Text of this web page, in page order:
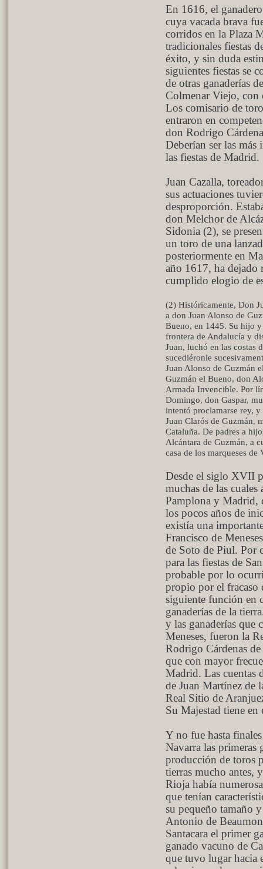
En 1616, el
cuya vacada brava
corridos en la Plaza
tradicionales fiestas
éxito, y sin duda
siguientes fiestas se
de otras ganaderías
Colmenar Viejo, con
Los comisario de
entraron en
don Rodrigo
Deberían ser las más
las fiestas de Madrid.
Juan Cazalla,
sus actuaciones
desproporción.
don Melchor de
Sidonia (2), se
un toro de una
posteriormente en
año 1617, ha dejado
cumplido elogio de
(2) Históricamente, Don
a don Juan Alonso de
Bueno, en 1445. Su hijo
frontera de Andalucía y
Juan, luchó en las costas
sucediéronle
Juan Alonso de Guzmán
Guzmán el Bueno, don
Armada Invencible. Por
Domingo, don Gaspar,
intentó proclamarse rey,
Juan Clarós de Guzmán,
Cataluña. De padres a
Alcántara de Guzmán, a
casa de los marqueses de
Desde el siglo XVII
muchas de las
Pamplona y Madrid,
los pocos años de
existía una
Francisco de
de Soto de Piul. Por
para las fiestas de
probable por lo
propio por el fracaso
siguiente función en
ganaderías de la
y las ganaderías que
Meneses, fueron la
Rodrigo Cárdenas de
que con mayor
Madrid. Las cuentas
de Juan Martínez de
Real Sitio de
Su Majestad tiene
Y no fue hasta
Navarra las primeras
producción de toros
tierras mucho antes,
Rioja había
que tenían
su pequeño tamaño
Antonio de
Santacara el primer
ganado vacuno de
que tuvo lugar hacia